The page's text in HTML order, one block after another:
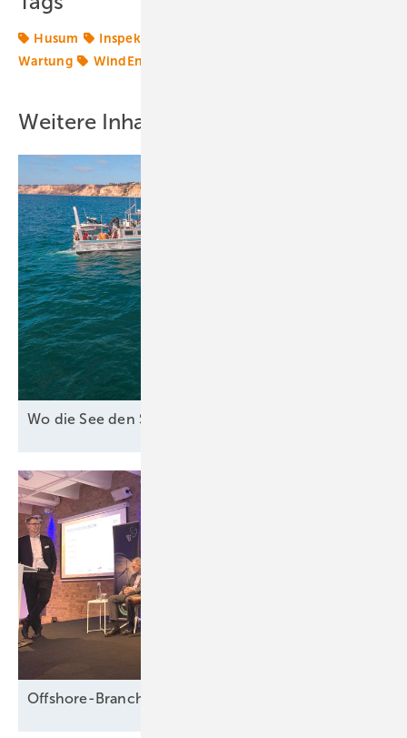
Husum Inspektion
Wartung
WindEnergy
Weitere Inhalte
Wo die See den Strom
Offshore-Branche fürchtet Fadenriss und plädiert für